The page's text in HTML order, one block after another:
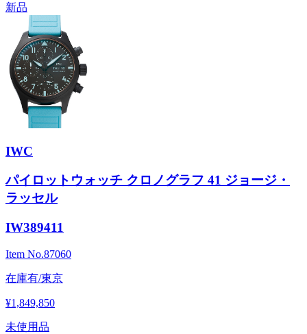
新品
IWC
パイロットウォッチ クロノグラフ 41 ジョージ・
ラッセル
IW389411
Item No.87060
在庫有/東京
¥1,849,850
未使用品